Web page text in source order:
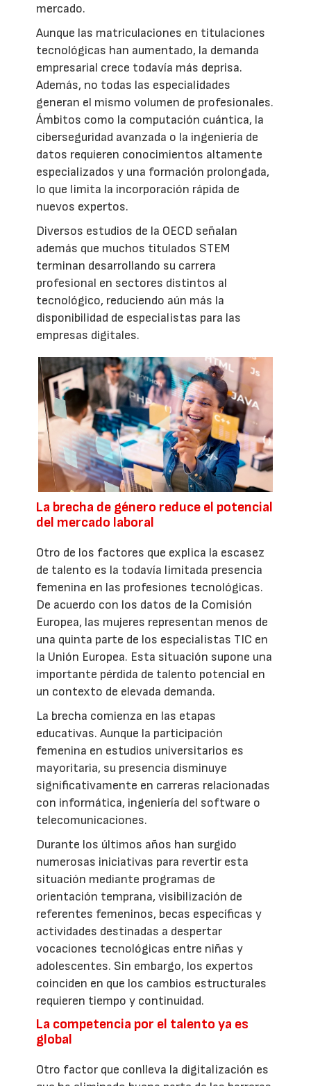
mercado.
Aunque las matriculaciones en titulaciones
tecnológicas han aumentado, la demanda
empresarial crece todavía más deprisa.
Además, no todas las especialidades
generan el mismo volumen de profesionales.
Ámbitos como la computación cuántica, la
ciberseguridad avanzada o la ingeniería de
datos requieren conocimientos altamente
especializados y una formación prolongada,
lo que limita la incorporación rápida de
nuevos expertos.
Diversos estudios de la OECD señalan
además que muchos titulados STEM
terminan desarrollando su carrera
profesional en sectores distintos al
tecnológico, reduciendo aún más la
disponibilidad de especialistas para las
empresas digitales.
La brecha de género reduce el potencial
del mercado laboral
Otro de los factores que explica la escasez
de talento es la todavía limitada presencia
femenina en las profesiones tecnológicas.
De acuerdo con los datos de la Comisión
Europea, las mujeres representan menos de
una quinta parte de los especialistas TIC en
la Unión Europea. Esta situación supone una
importante pérdida de talento potencial en
un contexto de elevada demanda.
La brecha comienza en las etapas
educativas. Aunque la participación
femenina en estudios universitarios es
mayoritaria, su presencia disminuye
significativamente en carreras relacionadas
con informática, ingeniería del software o
telecomunicaciones.
Durante los últimos años han surgido
numerosas iniciativas para revertir esta
situación mediante programas de
orientación temprana, visibilización de
referentes femeninos, becas específicas y
actividades destinadas a despertar
vocaciones tecnológicas entre niñas y
adolescentes. Sin embargo, los expertos
coinciden en que los cambios estructurales
requieren tiempo y continuidad.
La competencia por el talento ya es
global
Otro factor que conlleva la digitalización es